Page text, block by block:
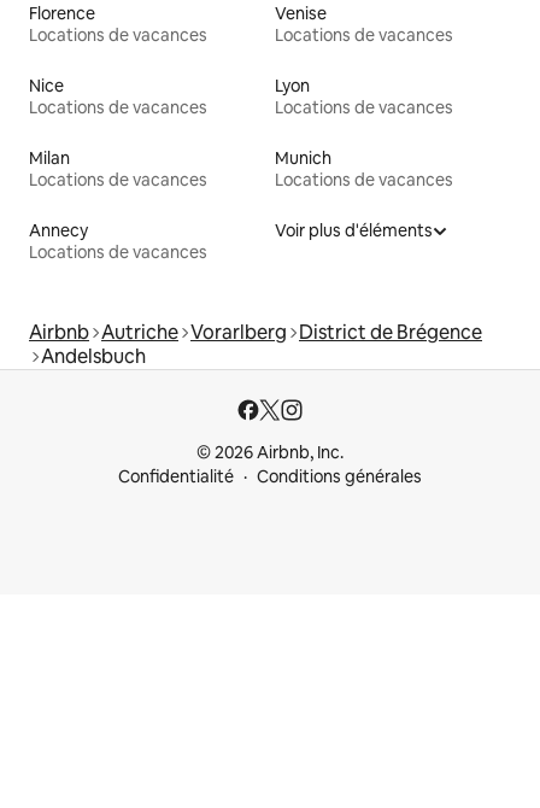
Florence
Locations de vacances
Venise
Locations de vacances
Nice
Locations de vacances
Lyon
Locations de vacances
Milan
Locations de vacances
Munich
Locations de vacances
Annecy
Locations de vacances
Voir plus d'éléments
Airbnb Autriche Vorarlberg District de Brégence
Andelsbuch
© 2026 Airbnb, Inc.
Confidentialité
Conditions générales